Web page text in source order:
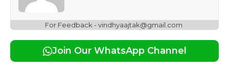
For Feedback - vindhyaajtak@gmail.com
Join Our WhatsApp Channel